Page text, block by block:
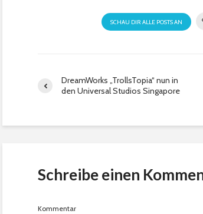
SCHAU DIR ALLE POSTS AN
DreamWorks „TrollsTopia“ nun in
den Universal Studios Singapore
Schreibe einen
Kommentar